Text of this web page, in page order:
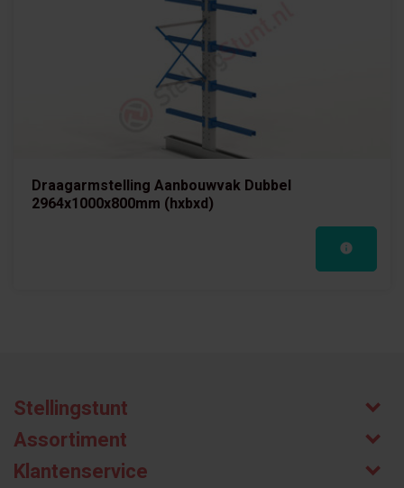
Draagarmstelling Aanbouwvak Dubbel
2964x1000x800mm (hxbxd)
Stellingstunt
Assortiment
Klantenservice